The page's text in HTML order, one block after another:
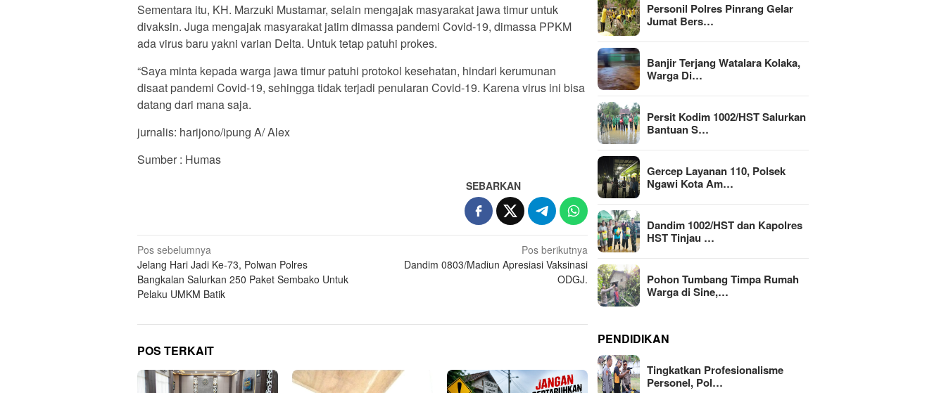
Sementara itu, KH. Marzuki Mustamar, selain mengajak masyarakat jawa timur untuk
divaksin. Juga mengajak masyarakat jatim dimassa pandemi Covid-19, dimassa PPKM
ada virus baru yakni varian Delta. Untuk tetap patuhi prokes.
“Saya minta kepada warga jawa timur patuhi protokol kesehatan, hindari kerumunan
disaat pandemi Covid-19, sehingga tidak terjadi penularan Covid-19. Karena virus ini bisa
datang dari mana saja.
jurnalis: harijono/ipung A/ Alex
Sumber : Humas
SEBARKAN
Navigasi
pos
Pos sebelumnya
Jelang Hari Jadi Ke-73, Polwan Polres
Bangkalan Salurkan 250 Paket Sembako Untuk
Pelaku UMKM Batik
Pos berikutnya
Dandim 0803/Madiun Apresiasi Vaksinasi
ODGJ.
POS TERKAIT
Personil Polres Pinrang Gelar
Jumat Bers…
Banjir Terjang Watalara Kolaka,
Warga Di…
Persit Kodim 1002/HST Salurkan
Bantuan S…
Gercep Layanan 110, Polsek
Ngawi Kota Am…
Dandim 1002/HST dan Kapolres
HST Tinjau …
Pohon Tumbang Timpa Rumah
Warga di Sine,…
PENDIDIKAN
Tingkatkan Profesionalisme
Personel, Pol…